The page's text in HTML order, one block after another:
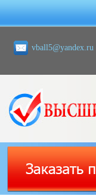
vball5@yandex.ru